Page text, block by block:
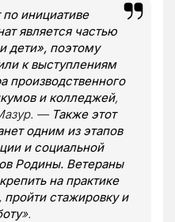
инициативе
является частью
дети», поэтому
к выступлениям
производственного
и колледжей,
— Также этот
одним из этапов
и социальной
Родины. Ветераны
на практике
стажировку и
».